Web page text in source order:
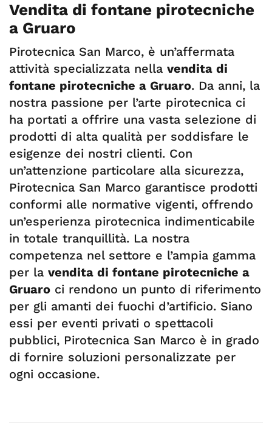
Vendita di fontane pirotecniche
a Gruaro
Pirotecnica San Marco, è un’affermata
attività specializzata nella vendita di
fontane pirotecniche a Gruaro. Da anni, la
nostra passione per l’arte pirotecnica ci
ha portati a offrire una vasta selezione di
prodotti di alta qualità per soddisfare le
esigenze dei nostri clienti. Con
un’attenzione particolare alla sicurezza,
Pirotecnica San Marco garantisce prodotti
conformi alle normative vigenti, offrendo
un’esperienza pirotecnica indimenticabile
in totale tranquillità. La nostra
competenza nel settore e l’ampia gamma
per la vendita di fontane pirotecniche a
Gruaro ci rendono un punto di riferimento
per gli amanti dei fuochi d’artificio. Siano
essi per eventi privati o spettacoli
pubblici, Pirotecnica San Marco è in grado
di fornire soluzioni personalizzate per
ogni occasione.